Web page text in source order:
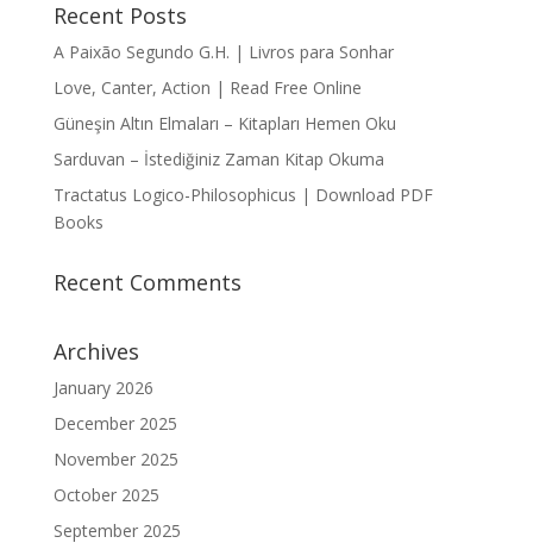
Recent Posts
A Paixão Segundo G.H. | Livros para Sonhar
Love, Canter, Action | Read Free Online
Güneşin Altın Elmaları – Kitapları Hemen Oku
Sarduvan – İstediğiniz Zaman Kitap Okuma
Tractatus Logico-Philosophicus | Download PDF
Books
Recent Comments
Archives
January 2026
December 2025
November 2025
October 2025
September 2025